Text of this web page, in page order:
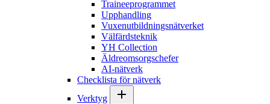
Traineeprogrammet
Upphandling
Vuxenutbildningsnätverket
Välfärdsteknik
YH Collection
Äldreomsorgschefer
AI-nätverk
Checklista för nätverk
Verktyg